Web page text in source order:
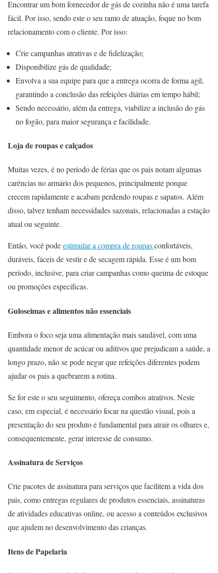
Encontrar um bom fornecedor de gás de cozinha não é uma tarefa
fácil. Por isso, sendo este o seu ramo de atuação, foque no bom
relacionamento com o cliente. Por isso:
Crie campanhas atrativas e de fidelização;
Disponibilize gás de qualidade;
Envolva a sua equipe para que a entrega ocorra de forma agil,
garantindo a conclusão das refeições diárias em tempo hábil;
Sendo necessário, além da entrega, viabilize a inclusão do gás
no fogão, para maior segurança e facilidade.
Loja de roupas e calçados
Muitas vezes, é no período de férias que os pais notam algumas
carências no armário dos pequenos, principalmente porque
crecem rapidamente e acabam perdendo roupas e sapatos. Além
disso, talvez tenham necessidades sazonais, relacionadas a estação
atual ou seguinte.
Então, você podeestimular a compra de roupasconfortáveis,
duráveis, fáceis de vestir e de secagem rápida. Esse é um bom
período, inclusive, para criar campanhas como queima de estoque
ou promoções específicas.
Guloseimas e alimentos não essenciais
Embora o foco seja uma alimentação mais saudável, com uma
quantidade menor de acúcar ou aditivos que prejudicam a saúde, a
longo prazo, não se pode negar que refeições diferentes podem
ajudar os pais a quebrarem a rotina.
Se for este o seu seguimento, ofereça combos atrativos. Neste
caso, em especial, é necessário focar na questão visual, pois a
presentação do seu produto é fundamental para atrair os olhares e,
consequentemente, gerar interesse de consumo.
Assinatura de Serviços
Crie pacotes de assinatura para serviços que facilitem a vida dos
pais, como entregas regulares de produtos essenciais, assinaturas
de atividades educativas online, ou acesso a conteúdos exclusivos
que ajudem no desenvolvimento das crianças.
Itens de Papelaria